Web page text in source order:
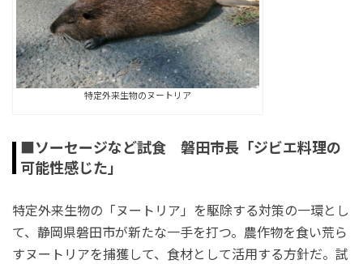
特定外来生物のヌートリア
■ソーセージなど試食 磐田市長「ジビエ料理の
可能性感じた」
特定外来生物の「ヌートリア」を駆除する対策の一環とし
て、静岡県磐田市が新たな一手を打つ。農作物を食い荒ら
すヌートリアを捕獲して、食材として活用する方針だ。試